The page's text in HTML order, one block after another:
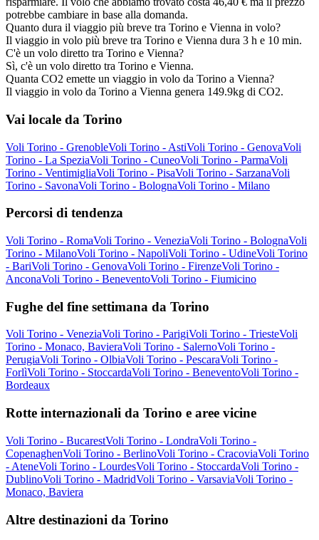
potrebbe cambiare in base alla domanda.
Quanto dura il viaggio più breve tra Torino e Vienna in volo?
Il viaggio in volo più breve tra Torino e Vienna dura 3 h e 10 min.
C'è un volo diretto tra Torino e Vienna?
Sì, c'è un volo diretto tra Torino e Vienna.
Quanta CO2 emette un viaggio in volo da Torino a Vienna?
Il viaggio in volo da Torino a Vienna genera 149.9kg di CO2.
Vai locale da Torino
Voli Torino - GrenobleVoli Torino - AstiVoli Torino - GenovaVoli
Torino - La SpeziaVoli Torino - CuneoVoli Torino - ParmaVoli
Torino - VentimigliaVoli Torino - PisaVoli Torino - SarzanaVoli
Torino - SavonaVoli Torino - BolognaVoli Torino - Milano
Percorsi di tendenza
Voli Torino - RomaVoli Torino - VeneziaVoli Torino - BolognaVoli
Torino - MilanoVoli Torino - NapoliVoli Torino - UdineVoli Torino
- BariVoli Torino - GenovaVoli Torino - FirenzeVoli Torino -
AnconaVoli Torino - BeneventoVoli Torino - Fiumicino
Fughe del fine settimana da Torino
Voli Torino - VeneziaVoli Torino - ParigiVoli Torino - TriesteVoli
Torino - Monaco, BavieraVoli Torino - SalernoVoli Torino -
PerugiaVoli Torino - OlbiaVoli Torino - PescaraVoli Torino -
ForlìVoli Torino - StoccardaVoli Torino - BeneventoVoli Torino -
Bordeaux
Rotte internazionali da Torino e aree vicine
Voli Torino - BucarestVoli Torino - LondraVoli Torino -
CopenaghenVoli Torino - BerlinoVoli Torino - CracoviaVoli Torino
- AteneVoli Torino - LourdesVoli Torino - StoccardaVoli Torino -
DublinoVoli Torino - MadridVoli Torino - VarsaviaVoli Torino -
Monaco, Baviera
Altre destinazioni da Torino